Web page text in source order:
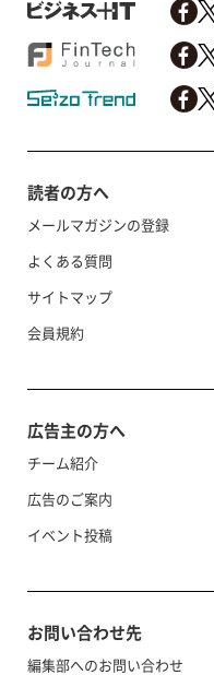
読者の方へ
メールマガジンの登録
よくある質問
サイトマップ
会員規約
広告主の方へ
チーム紹介
広告のご案内
イベント投稿
お問い合わせ先
編集部へのお問い合わせ